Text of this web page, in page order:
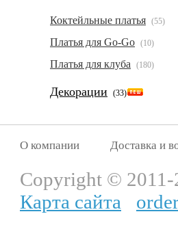
Коктейльные платья (55)
Платья для Go-Go (10)
Платья для клуба (180)
Декорации (33)
О компании Доставка и
Copyright © 2011-
Карта сайта